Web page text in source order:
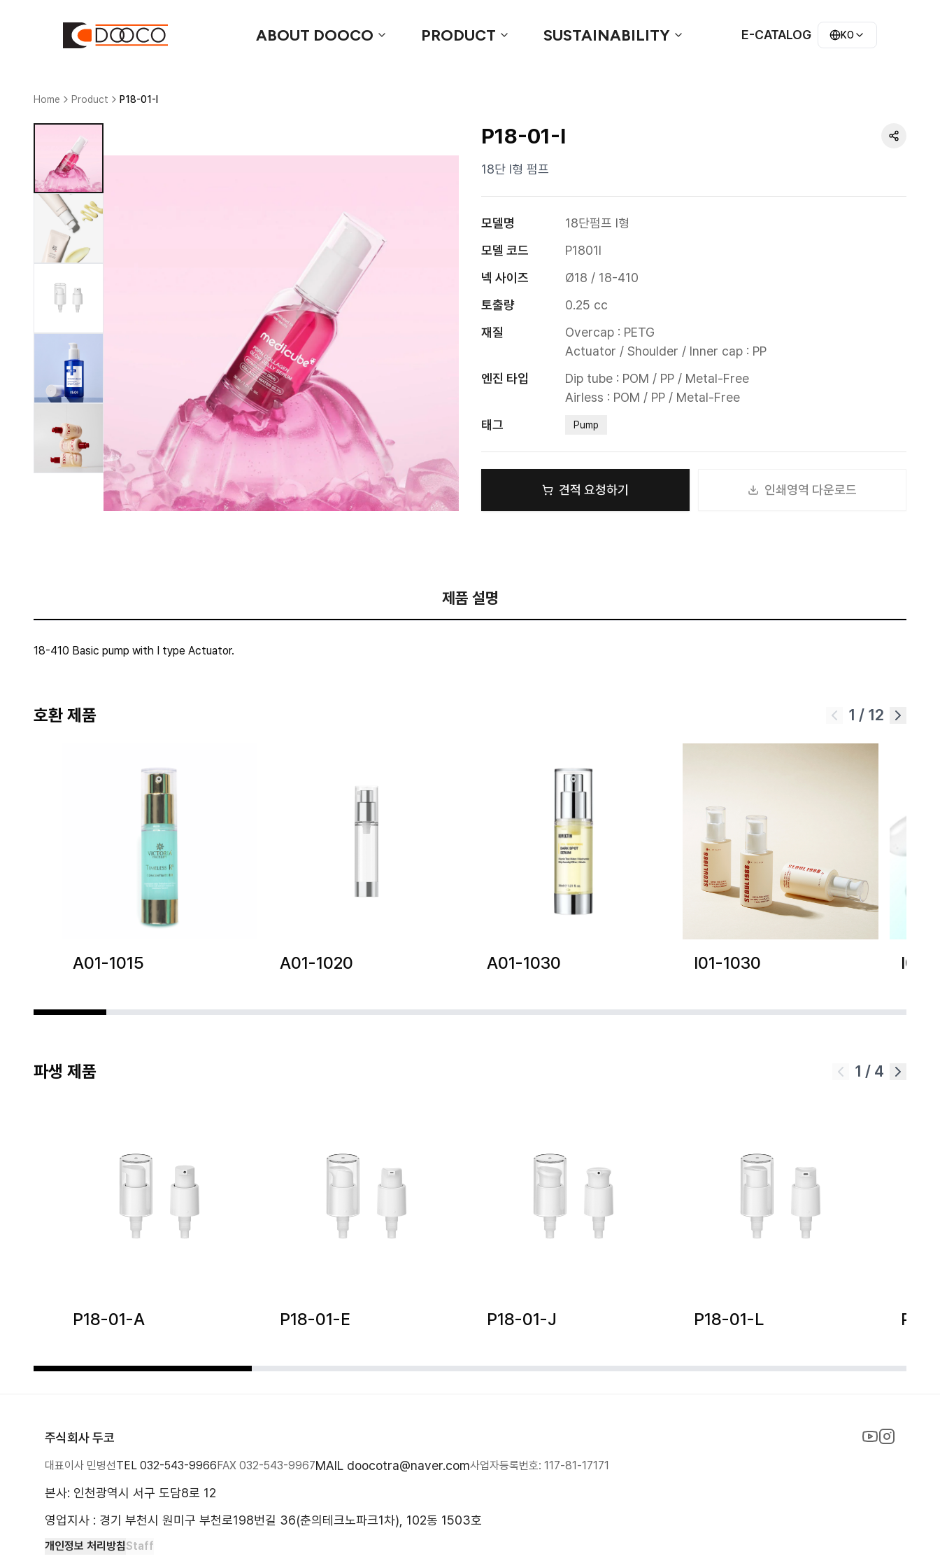
ABOUT DOOCO PRODUCT SUSTAINABILITY E-CATALOG KO
Home Product P18-01-I
P18-01-I
18단 I형 펌프
모델명
18단펌프 I형
모델 코드
P1801I
넥 사이즈
Ø18 / 18-410
토출량
0.25 cc
재질
Overcap : PETG
Actuator / Shoulder / Inner cap : PP
엔진 타입
Dip tube : POM / PP / Metal-Free
Airless : POM / PP / Metal-Free
태그
Pump
견적 요청하기 인쇄영역 다운로드
제품 설명
18-410 Basic pump with I type Actuator.
호환 제품 1 / 12
A01-1015 A01-1020 A01-1030 I01-1030 I01-
파생 제품 1 / 4
P18-01-A P18-01-E P18-01-J P18-01-L
주식회사 두코
대표이사 민병선TEL 032-543-9966FAX 032-543-9967MAIL doocotra@naver.com사업자등록번호: 117-81-17171
본사: 인천광역시 서구 도담8로 12
영업지사 : 경기 부천시 원미구 부천로198번길 36(춘의테크노파크1차), 102동 1503호
개인정보 처리방침Staff